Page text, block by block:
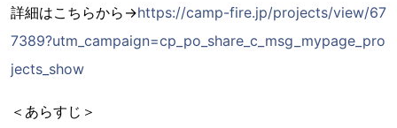
詳細はこちらから→https://camp-fire.jp/projects/view/67
7389?utm_campaign=cp_po_share_c_msg_mypage_pro
jects_show
＜あらすじ＞